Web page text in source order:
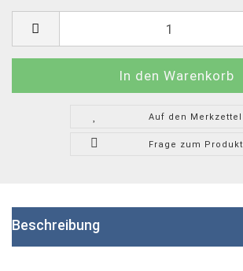
Auf den Merkzettel
Frage zum Produkt
Beschreibung